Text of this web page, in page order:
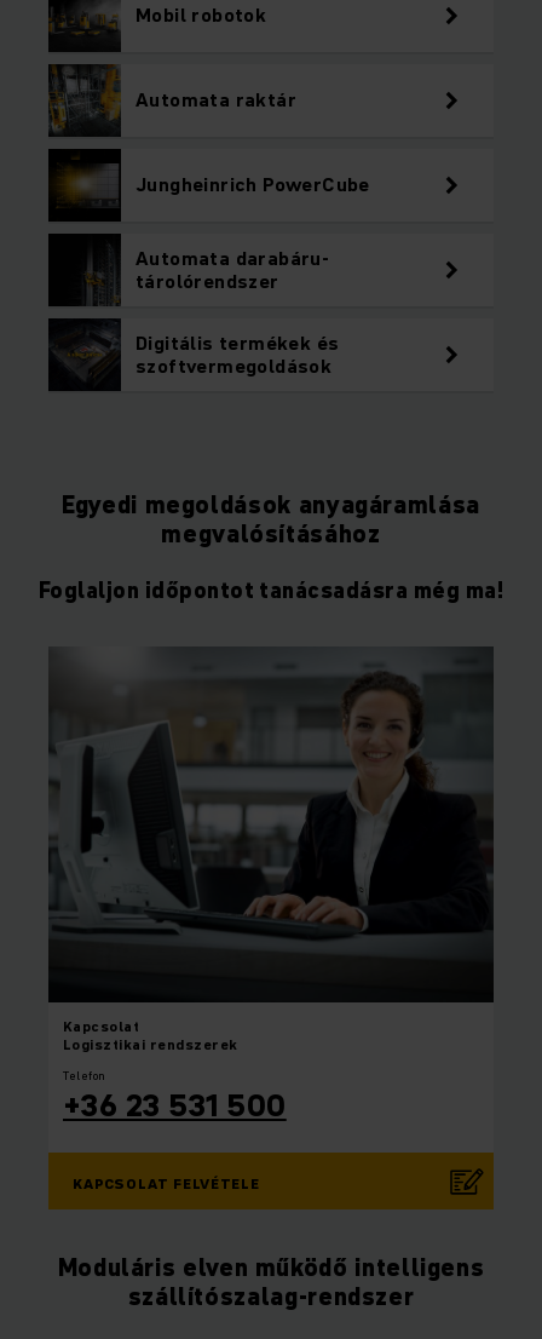
Mobil robotok
Automata raktár
Jungheinrich PowerCube
Automata darabáru-
tárolórendszer
Digitális termékek és
szoftvermegoldások
Egyedi megoldások anyagáramlása
megvalósításához
Foglaljon időpontot tanácsadásra még ma!
Kapcsolat
Logisztikai rendszerek
Telefon
+36 23 531 500
KAPCSOLAT FELVÉTELE
Moduláris elven működő intelligens
szállítószalag-rendszer